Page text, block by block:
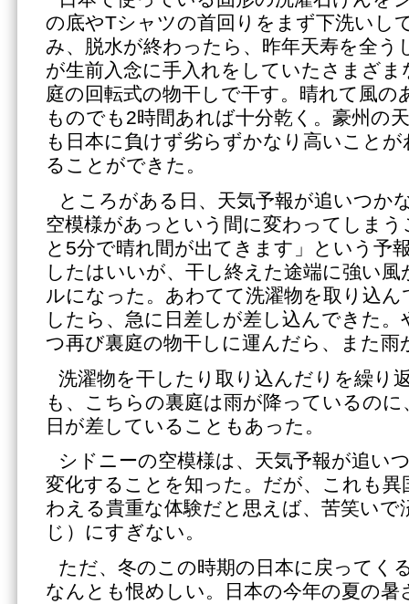
の底やTシャツの首回りをまず下洗いし
み、脱水が終わったら、昨年天寿を全う
が生前入念に手入れをしていたさまざま
庭の回転式の物干しで干す。晴れて風の
ものでも2時間あれば十分乾く。豪州の
も日本に負けず劣らずかなり高いこと
ることができた。
ところがある日、天気予報が追いつか
空模様があっという間に変わってしま
と5分で晴れ間が出てきます」という予
したはいいが、干し終えた途端に強い
ルになった。あわてて洗濯物を取り込
したら、急に日差しが差し込んできた
つ再び裏庭の物干しに運んだら、また
洗濯物を干したり取り込んだりを繰り
も、こちらの裏庭は雨が降っているの
日が差していることもあった。
シドニーの空模様は、天気予報が追い
変化することを知った。だが、これも
わえる貴重な体験だと思えば、苦笑いで
じ）にすぎない。
ただ、冬のこの時期の日本に戻ってく
なんとも恨めしい。日本の今年の夏の暑